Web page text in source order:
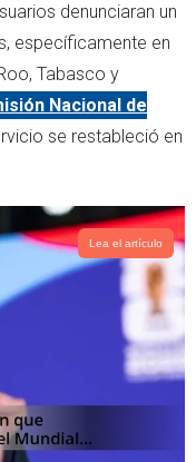
denunciaran un
específicamente en
Tabasco y
Nacional de
se restableció en
Lea el artículo